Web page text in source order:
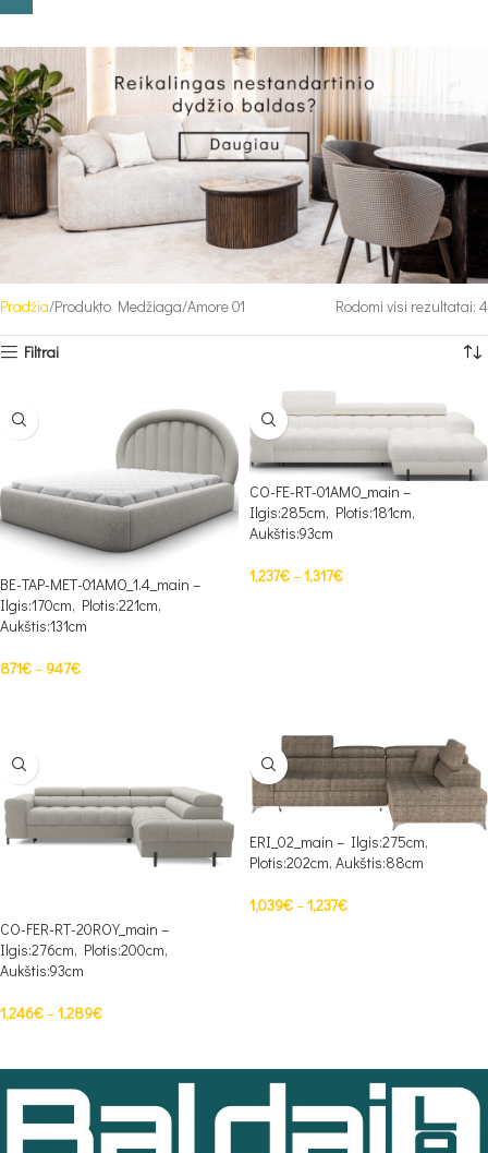
Pradžia Produkto Medžiaga Amore 01 Rodomi visi rezultatai: 4
Filtrai
BE-TAP-MET-01AMO_1.4_main –
Ilgis:170cm, Plotis:221cm,
Aukštis:131cm
871€– 947€
CO-FE-RT-01AMO_main –
Ilgis:285cm, Plotis:181cm,
Aukštis:93cm
1,237€–1,317€
CO-FER-RT-20ROY_main –
Ilgis:276cm, Plotis:200cm,
Aukštis:93cm
1,246€–1,289€
ERI_02_main – Ilgis:275cm,
Plotis:202cm, Aukštis:88cm
1,039€–1,237€